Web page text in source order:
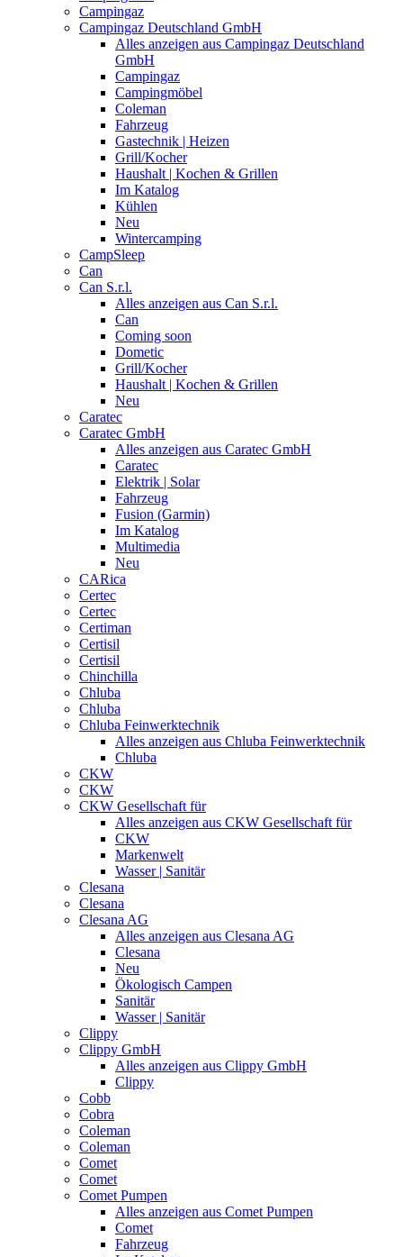
Campingaz
Campingaz Deutschland GmbH
Alles anzeigen aus Campingaz Deutschland
GmbH
Campingaz
Campingmöbel
Coleman
Fahrzeug
Gastechnik | Heizen
Grill/Kocher
Haushalt | Kochen & Grillen
Im Katalog
Kühlen
Neu
Wintercamping
CampSleep
Can
Can S.r.l.
Alles anzeigen aus Can S.r.l.
Can
Coming soon
Dometic
Grill/Kocher
Haushalt | Kochen & Grillen
Neu
Caratec
Caratec GmbH
Alles anzeigen aus Caratec GmbH
Caratec
Elektrik | Solar
Fahrzeug
Fusion (Garmin)
Im Katalog
Multimedia
Neu
CARica
Certec
Certec
Certiman
Certisil
Certisil
Chinchilla
Chluba
Chluba
Chluba Feinwerktechnik
Alles anzeigen aus Chluba Feinwerktechnik
Chluba
CKW
CKW
CKW Gesellschaft für
Alles anzeigen aus CKW Gesellschaft für
CKW
Markenwelt
Wasser | Sanitär
Clesana
Clesana
Clesana AG
Alles anzeigen aus Clesana AG
Clesana
Neu
Ökologisch Campen
Sanitär
Wasser | Sanitär
Clippy
Clippy GmbH
Alles anzeigen aus Clippy GmbH
Clippy
Cobb
Cobra
Coleman
Coleman
Comet
Comet
Comet Pumpen
Alles anzeigen aus Comet Pumpen
Comet
Fahrzeug